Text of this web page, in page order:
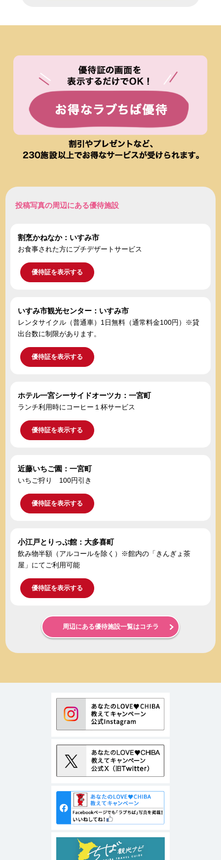
投稿写真の周辺にある優待施設
割烹かねなか：いすみ市
お食事された方にプチデザートサービス
優待証を表示する
いすみ市観光センター：いすみ市
レンタサイクル（普通車）1日無料（通常料金100円）※貸
出台数に制限があります。
優待証を表示する
ホテル一宮シーサイドオーツカ：一宮町
ランチ利用時にコーヒー１杯サービス
優待証を表示する
近藤いちご園：一宮町
いちご狩り 100円引き
優待証を表示する
小江戸とりっぷ館：大多喜町
飲み物半額（アルコールを除く）※館内の「きんぎょ茶
屋」にてご利用可能
優待証を表示する
周辺にある優待施設一覧はコチラ